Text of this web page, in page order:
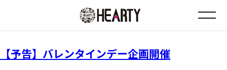
お知らせ
バレンタイン特別企画
【予告】バレンタインデー企画開催